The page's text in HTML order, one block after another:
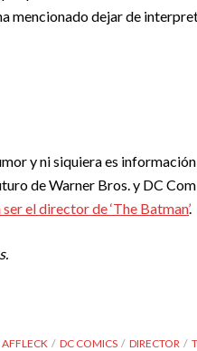
mencionado dejar de
y ni siquiera es
de Warner Bros. y DC
el director de ‘The Batman’.
DC COMICS DIRECTOR